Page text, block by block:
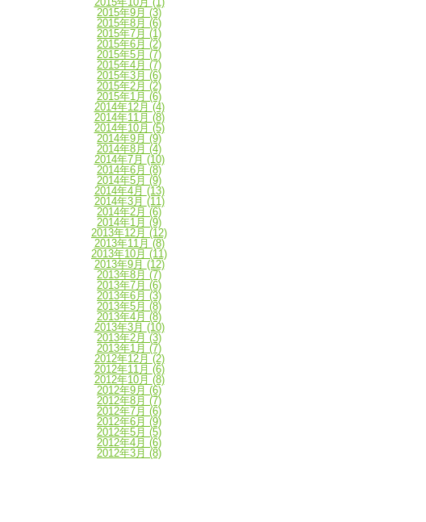
2015年9月 (3)
2015年8月 (6)
2015年7月 (1)
2015年6月 (2)
2015年5月 (7)
2015年4月 (7)
2015年3月 (6)
2015年2月 (2)
2015年1月 (6)
2014年12月 (4)
2014年11月 (8)
2014年10月 (5)
2014年9月 (9)
2014年8月 (4)
2014年7月 (10)
2014年6月 (8)
2014年5月 (9)
2014年4月 (13)
2014年3月 (11)
2014年2月 (6)
2014年1月 (9)
2013年12月 (12)
2013年11月 (8)
2013年10月 (11)
2013年9月 (12)
2013年8月 (7)
2013年7月 (6)
2013年6月 (3)
2013年5月 (8)
2013年4月 (8)
2013年3月 (10)
2013年2月 (3)
2013年1月 (7)
2012年12月 (2)
2012年11月 (6)
2012年10月 (8)
2012年9月 (6)
2012年8月 (7)
2012年7月 (6)
2012年6月 (9)
2012年5月 (5)
2012年4月 (6)
2012年3月 (8)